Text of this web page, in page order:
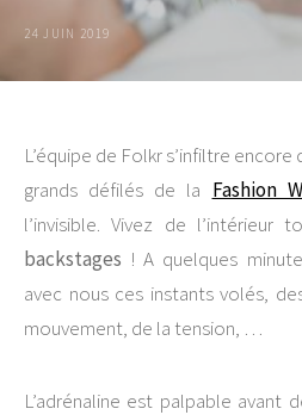
24 JUIN 2019
L’équipe de Folkr s’infiltre
grands défilés de la Fashion
l’invisible. Vivez de
backstages ! A quelques
avec nous ces instants volés,
mouvement, de la tension, …
L’adrénaline est palpable avant